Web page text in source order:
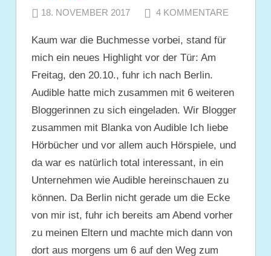
18. NOVEMBER 2017 JULIA
4 KOMMENTARE
Kaum war die Buchmesse vorbei, stand für
mich ein neues Highlight vor der Tür: Am
Freitag, den 20.10., fuhr ich nach Berlin.
Audible hatte mich zusammen mit 6 weiteren
Bloggerinnen zu sich eingeladen. Wir Blogger
zusammen mit Blanka von Audible Ich liebe
Hörbücher und vor allem auch Hörspiele, und
da war es natürlich total interessant, in ein
Unternehmen wie Audible hereinschauen zu
können. Da Berlin nicht gerade um die Ecke
von mir ist, fuhr ich bereits am Abend vorher
zu meinen Eltern und machte mich dann von
dort aus morgens um 6 auf den Weg zum